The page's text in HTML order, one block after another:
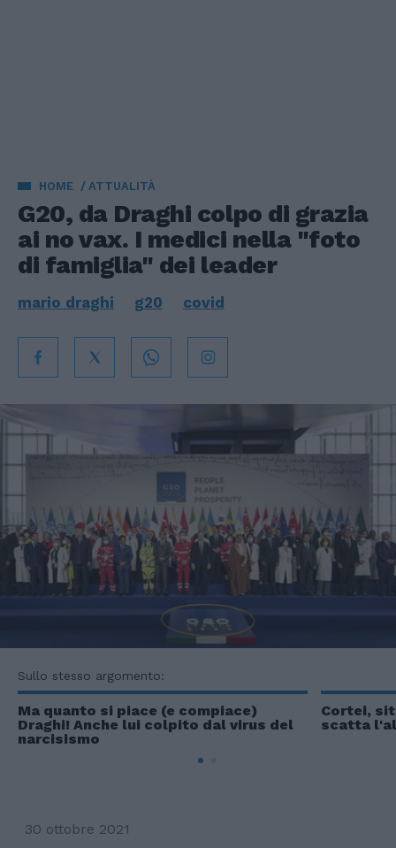
HOME ATTUALITÀ
G20, da Draghi colpo di grazia
ai no vax. I medici nella "foto
di famiglia" dei leader
mario draghi g20 covid
Sullo stesso argomento:
Ma quanto si piace (e compiace)
Draghi! Anche lui colpito dal virus del
narcisismo
Cortei,
scatta
30 ottobre 2021